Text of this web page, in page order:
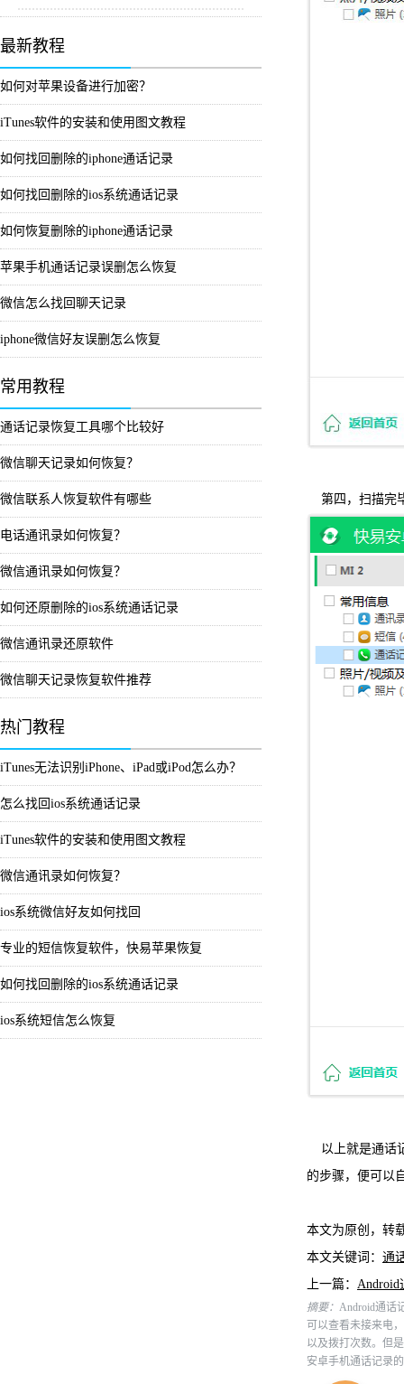
最新教程
如何对苹果设备进行加密？
iTunes软件的安装和使用图文教程
如何找回删除的iphone通话记录
如何找回删除的ios系统通话记录
如何恢复删除的iphone通话记录
苹果手机通话记录误删怎么恢复
微信怎么找回聊天记录
iphone微信好友误删怎么恢复
常用教程
通话记录恢复工具哪个比较好
微信聊天记录如何恢复？
微信联系人恢复软件有哪些
电话通讯录如何恢复？
微信通讯录如何恢复？
如何还原删除的ios系统通话记录
微信通讯录还原软件
微信聊天记录恢复软件推荐
热门教程
iTunes无法识别iPhone、iPad或iPod怎么办？
怎么找回ios系统通话记录
iTunes软件的安装和使用图文教程
微信通讯录如何恢复？
ios系统微信好友如何找回
专业的短信恢复软件，快易苹果恢复
如何找回删除的ios系统通话记录
ios系统短信怎么恢复
第四，扫描完
以上就是通话
的步骤，便可以
本文为原创，转
本文关键词： 通
上一篇： Android
摘要： Android通话
可以查看未接来电
以及拨打次数。但
安卓手机通话记录